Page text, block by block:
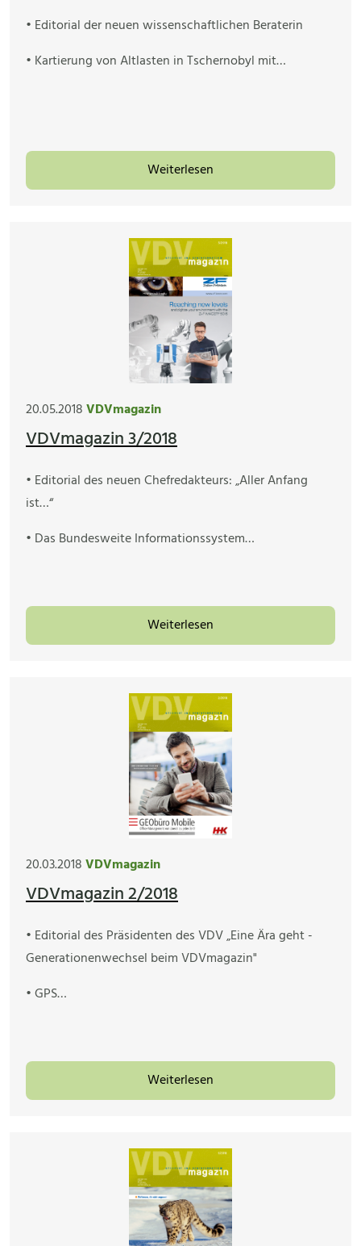
• Editorial der neuen wissenschaftlichen Beraterin
• Kartierung von Altlasten in Tschernobyl mit…
Weiterlesen
20.05.2018VDVmagazin
VDVmagazin 3/2018
• Editorial des neuen Chefredakteurs: „Aller Anfang
ist…“
• Das Bundesweite Informationssystem…
Weiterlesen
20.03.2018VDVmagazin
VDVmagazin 2/2018
• Editorial des Präsidenten des VDV „Eine Ära geht -
Generationenwechsel beim VDVmagazin"
• GPS…
Weiterlesen